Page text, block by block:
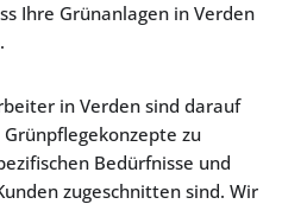
Ihre Grünanlagen in Verden
in Verden sind darauf
zu
Bedürfnisse und
zugeschnitten sind. Wir